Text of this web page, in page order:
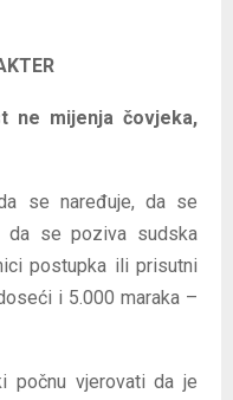
ne mijenja čovjeka,
se naređuje, da se
da se poziva sudska
postupka ili prisutni
i 5.000 maraka –
počnu vjerovati da je